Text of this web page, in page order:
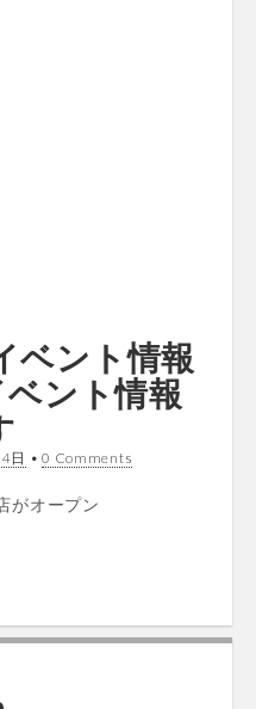
ベント情報
ント情報
日 •0 Comments
がオープン